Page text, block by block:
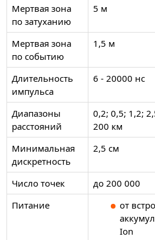
Мертвая зона
по затуханию
5 м
Мертвая зона
по событию
1,5 м
Длительность
импульса
6 - 20000 нс
Диапазоны
расстояний
0,2; 0,5; 1,2;
200 км
Минимальная
дискретность
2,5 см
Число точек
до 200 000
Питание
от
Ion